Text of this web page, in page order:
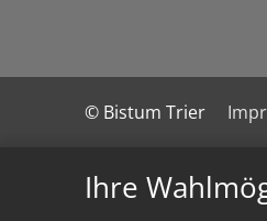
Ihre
© Bistum Trier